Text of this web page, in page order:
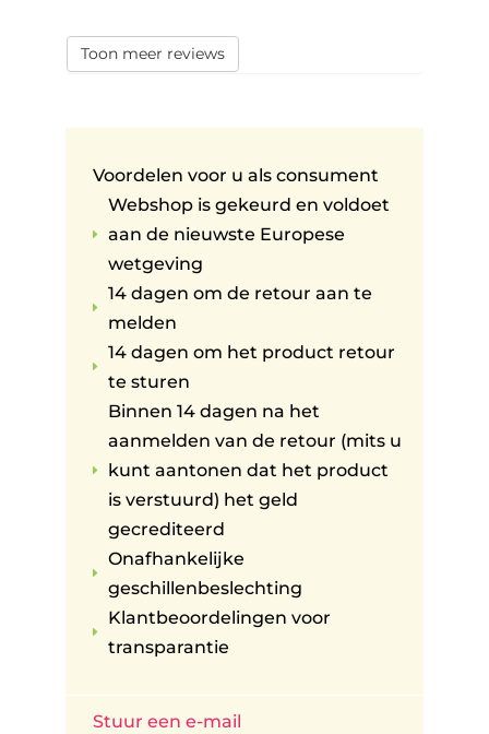
Toon meer reviews
Voordelen voor u als consument
E
Webshop is gekeurd en voldoet
aan de nieuwste Europese
wetgeving
E
14 dagen om de retour aan te
melden
E
14 dagen om het product retour
te sturen
E
Binnen 14 dagen na het
aanmelden van de retour (mits u
kunt aantonen dat het product
is verstuurd) het geld
gecrediteerd
E
Onafhankelijke
geschillenbeslechting
E
Klantbeoordelingen voor
transparantie
Stuur een e-mail